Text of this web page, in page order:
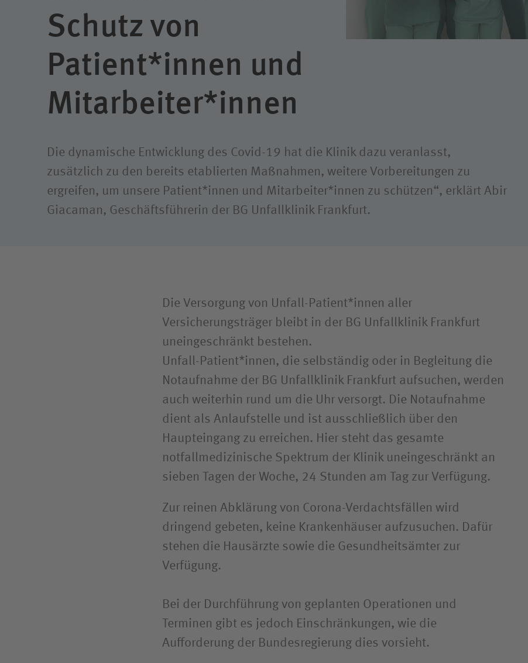
Weitere
Schutz von
Patient*innen und
Mitarbeiter*innen
Die dynamische Entwicklung des Covid-19 hat die Klinik dazu veranlasst,
zusätzlich zu den bereits etablierten Maßnahmen, weitere Vorbereitungen zu
ergreifen, um unsere Patient*innen und Mitarbeiter*innen zu schützen“, erklärt Abir
Giacaman, Geschäftsführerin der BG Unfallklinik Frankfurt.
Die Versorgung von Unfall-Patient*innen aller
Versicherungsträger bleibt in der BG Unfallklinik Frankfurt
uneingeschränkt bestehen.
Unfall-Patient*innen, die selbständig oder in Begleitung die
Notaufnahme der BG Unfallklinik Frankfurt aufsuchen, werden
auch weiterhin rund um die Uhr versorgt. Die Notaufnahme
dient als Anlaufstelle und ist ausschließlich über den
Haupteingang zu erreichen. Hier steht das gesamte
notfallmedizinische Spektrum der Klinik uneingeschränkt an
sieben Tagen der Woche, 24 Stunden am Tag zur Verfügung.
Zur reinen Abklärung von Corona-Verdachtsfällen wird
dringend gebeten, keine Krankenhäuser aufzusuchen. Dafür
stehen die Hausärzte sowie die Gesundheitsämter zur
Verfügung.
Bei der Durchführung von geplanten Operationen und
Terminen gibt es jedoch Einschränkungen, wie die
Aufforderung der Bundesregierung dies vorsieht.